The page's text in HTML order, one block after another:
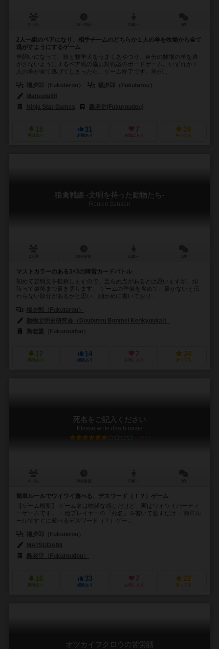
2人一組のペアになり、相手チームのどちらか１人の羊を牧場から全て
逃がすようにするゲーム
羊飼いになって、狼と牧羊犬をうまくあやつり、自分の牧場の羊を逃
がさないようにするペア戦の協力対戦型のボードゲーム。いずれか１
人の羊が全て逃げてしまったら、ゲーム終了です。羊が...
福夕郎（Fukutarou）
福夕郎（Fukutarou）
Matsuda98
Ninja Star Games
梟老堂(Fukuroudou)
18
興味あり
31
経験あり
7
お気に入り
28
持ってる
狼禽戦線 -文明を持った動物たち-
Roukin Sensen
マストカラーのある3×3の陣営カードバトル
初めて説明文を投稿しますので、至らぬ点があるとは思いますが、頑
張って最後まで書き切ります。 ゲームの準備を含めて、書かないと伝
わらない部分があるかと思い、細かめに書いており...
福夕郎（Fukutarou）
動物文明史研究会（Doubutsu Bunmei Kenkyuukai）
梟老堂（Fukuroudou）
17
興味あり
14
経験あり
7
お気に入り
34
持ってる
死名をご記入ください
Please write death name
6.1
簡単ルールでワイワイ遊べる、デスワード（！？）ゲーム
【ゲーム概要】 ゲーム名は物騒な感じだけど、実はワイワイパーティ
ーゲームです。 ・他プレイヤーの「死名」を書いて渡すだけ ・簡単ル
ールですぐに遊べるデスワード（？）ゲー...
福夕郎（Fukutarou）
MATSUDA98
梟老堂（Fukuroudou）
16
興味あり
33
経験あり
7
お気に入り
22
持ってる
オツカイフクロウの苦労話